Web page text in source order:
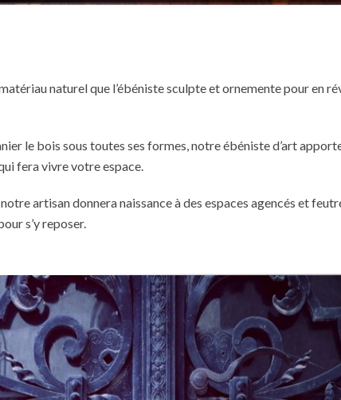
naturel que l’ébéniste sculpte et ornemente pour en
le bois sous toutes ses formes, notre ébéniste d’art
fera vivre votre espace.
artisan donnera naissance à des espaces agencés et
s’y reposer.